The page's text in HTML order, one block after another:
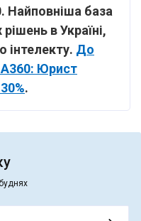
Найповніша база
в Україні,
інтелекту. До
Юрист
.